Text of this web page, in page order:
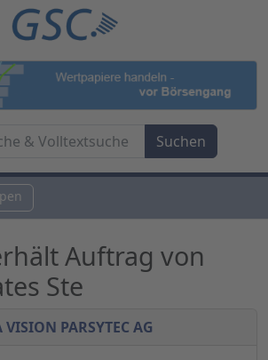
Auftrag von
Ste
PARSYTEC AG